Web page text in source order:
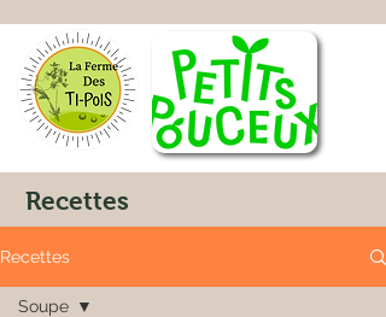
Recettes
Recettes
Soupe